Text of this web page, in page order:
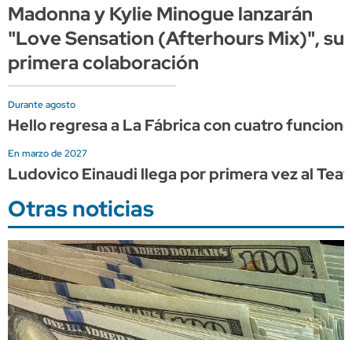
Madonna y Kylie Minogue lanzarán
"Love Sensation (Afterhours Mix)", su
primera colaboración
Durante agosto
Hello regresa a La Fábrica con cuatro
En marzo de 2027
Ludovico Einaudi llega por primera vez al
Otras noticias